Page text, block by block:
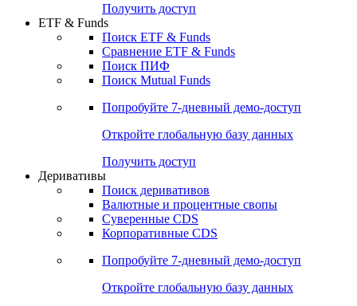
Получить доступ
ETF & Funds
Поиск ETF & Funds
Сравнение ETF & Funds
Поиск ПИФ
Поиск Mutual Funds
Попробуйте 7-дневный демо-доступ
Откройте глобальную базу данных
Получить доступ
Деривативы
Поиск деривативов
Валютные и процентные свопы
Суверенные CDS
Корпоративные CDS
Попробуйте 7-дневный демо-доступ
Откройте глобальную базу данных